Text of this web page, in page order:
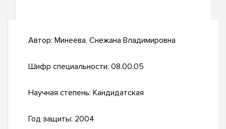
Автор: Минеева, Снежана Владимировна
Шифр специальности: 08.00.05
Научная степень: Кандидатская
Год защиты: 2004